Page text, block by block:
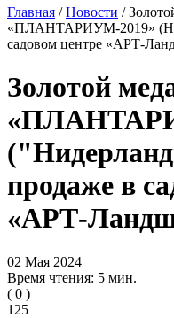
Главная /Новости /
«ПЛАНТАРИУМ-2019»
садовом центре «АРТ-
Золотой
продаже в
«АРТ-
02 Мая 2024
Время чтения: 5 мин.
( 0 )
125